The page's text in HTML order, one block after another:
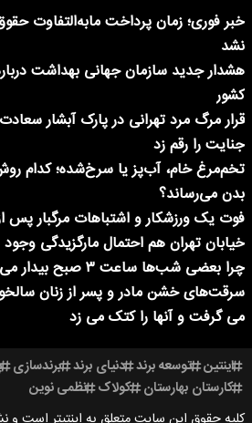
خبر فوری؛ زمان پرداخت مابه‌التفاوت
نشد
هشدار جدید سازمان جهانی بهداشت
کشور
قرار مرگ مرد تهرانی در پارک آبشار
جنایت را رقم زد
تخم‌مرغ خام، آب‌پز یا سرخ‌شده؛ کدام
بدن می‌رساند؟
فوت یک ورزشکار و اشتباهات مرگبار پس
خیابان تهران هم احتمال مارگزیدگی وجود
چرا بعضی شب‌ها ساعت ۳ صبح بیدار می‌شویم؟
سرقت‌های خشن مادر و پسر از زنان
می گرفت و آنها را کتک می زد
اینتین توسعه برند دنیای برند برندسازی
کارستان بهارستان کولاک نظمی نوین